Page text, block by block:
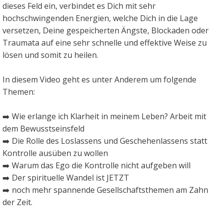
dieses Feld ein, verbindet es Dich mit sehr
hochschwingenden Energien, welche Dich in die Lage
versetzen, Deine gespeicherten Ängste, Blockaden oder
Traumata auf eine sehr schnelle und effektive Weise zu
lösen und somit zu heilen.
In diesem Video geht es unter Anderem um folgende
Themen:
➡️ Wie erlange ich Klarheit in meinem Leben? Arbeit mit
dem Bewusstseinsfeld
➡️ Die Rolle des Loslassens und Geschehenlassens statt
Kontrolle ausüben zu wollen
➡️ Warum das Ego die Kontrolle nicht aufgeben will
➡️ Der spirituelle Wandel ist JETZT
➡️ noch mehr spannende Gesellschaftsthemen am Zahn
der Zeit.